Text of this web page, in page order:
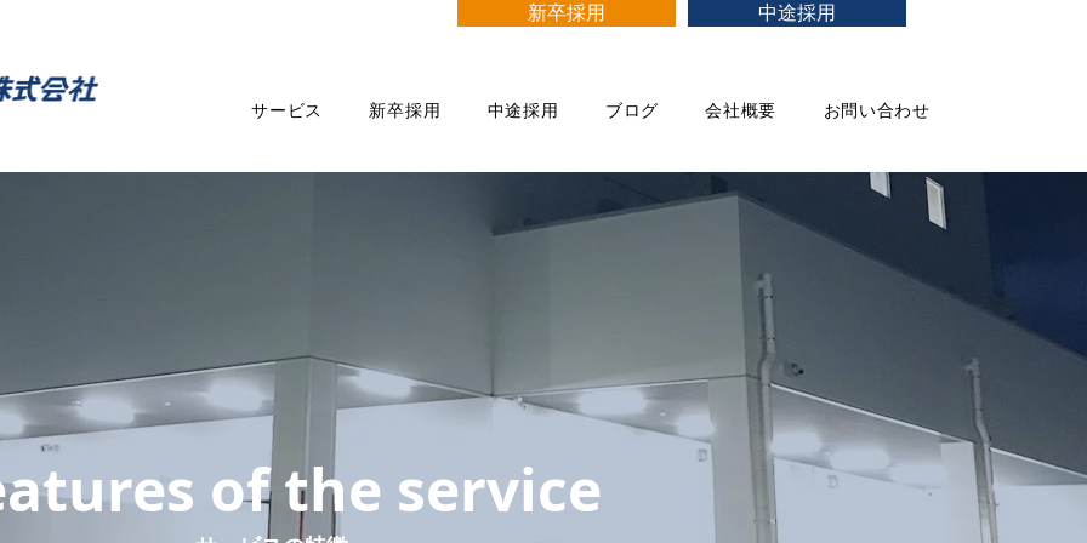
新卒採用 中途採用
of the service
サービス 新卒採用 中途採用 ブログ 会社概要 お問い合わせ